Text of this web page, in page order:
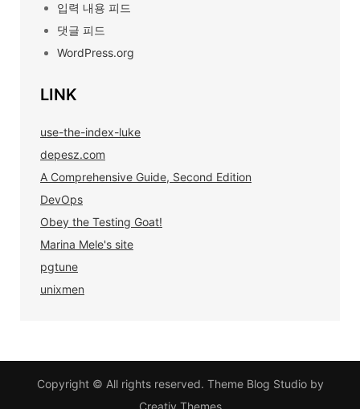
입력 내용 피드
댓글 피드
WordPress.org
LINK
use-the-index-luke
depesz.com
A Comprehensive Guide, Second Edition
DevOps
Obey the Testing Goat!
Marina Mele's site
pgtune
unixmen
Copyright © All rights reserved. Theme Blog Studio by